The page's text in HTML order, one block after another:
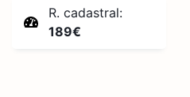
R. cadastral:
189€